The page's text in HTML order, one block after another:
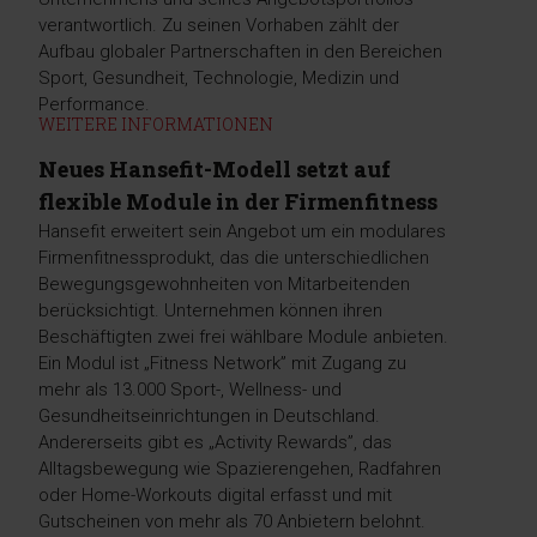
verantwortlich. Zu seinen Vorhaben zählt der
Aufbau globaler Partnerschaften in den Bereichen
Sport, Gesundheit, Technologie, Medizin und
Performance.
WEITERE INFORMATIONEN
Neues Hansefit-Modell setzt auf
flexible Module in der Firmenfitness
Hansefit erweitert sein Angebot um ein modulares
Firmenfitnessprodukt, das die unterschiedlichen
Bewegungsgewohnheiten von Mitarbeitenden
berücksichtigt. Unternehmen können ihren
Beschäftigten zwei frei wählbare Module anbieten.
Ein Modul ist „Fitness Network” mit Zugang zu
mehr als 13.000 Sport-, Wellness- und
Gesundheitseinrichtungen in Deutschland.
Andererseits gibt es „Activity Rewards”, das
Alltagsbewegung wie Spazierengehen, Radfahren
oder Home-Workouts digital erfasst und mit
Gutscheinen von mehr als 70 Anbietern belohnt.